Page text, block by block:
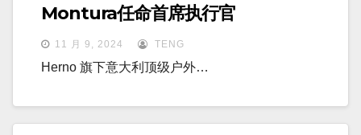
Montura任命首席执行官
11 月 9, 2024 TENG
Herno 旗下意大利顶级户外…